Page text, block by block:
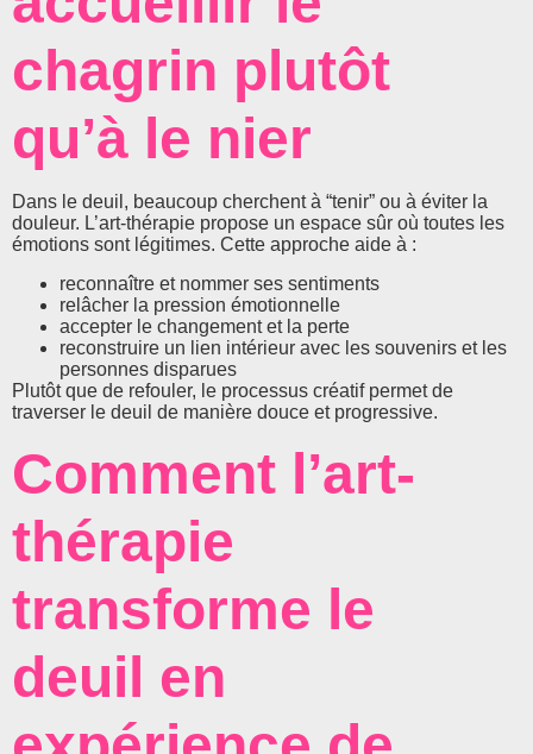
chagrin plutôt
qu’à le nier
Dans le deuil, beaucoup cherchent à “tenir” ou à éviter la
douleur. L’art-thérapie propose un espace sûr où toutes les
émotions sont légitimes. Cette approche aide à :
reconnaître et nommer ses sentiments
relâcher la pression émotionnelle
accepter le changement et la perte
reconstruire un lien intérieur avec les souvenirs et les
personnes disparues
Plutôt que de refouler, le processus créatif permet de
traverser le deuil de manière douce et progressive.
Comment l’art-
thérapie
transforme le
deuil en